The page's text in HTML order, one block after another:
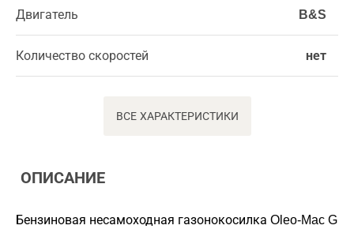
Двигатель B&S
Количество скоростей нет
ВСЕ ХАРАКТЕРИСТИКИ
ОПИСАНИЕ
Бензиновая несамоходная газонокосилка Oleo-Mac G